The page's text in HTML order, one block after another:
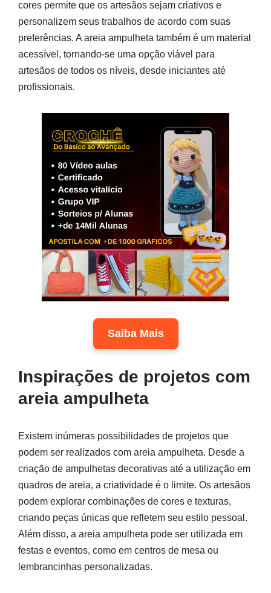
cores permite que os artesãos sejam criativos e
personalizem seus trabalhos de acordo com suas
preferências. A areia ampulheta também é um material
acessível, tornando-se uma opção viável para
artesãos de todos os níveis, desde iniciantes até
profissionais.
Saiba Mais
Inspirações de projetos com
areia ampulheta
Existem inúmeras possibilidades de projetos que
podem ser realizados com areia ampulheta. Desde a
criação de ampulhetas decorativas até a utilização em
quadros de areia, a criatividade é o limite. Os artesãos
podem explorar combinações de cores e texturas,
criando peças únicas que refletem seu estilo pessoal.
Além disso, a areia ampulheta pode ser utilizada em
festas e eventos, como em centros de mesa ou
lembrancinhas personalizadas.